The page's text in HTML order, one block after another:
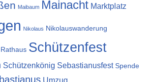
Maibaum Mainacht Marktplatz
Nikolaus Nikolauswanderung
Rathaus Schützenfest
Schützenkönig Sebastianusfest Spende